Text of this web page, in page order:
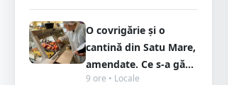
O covrigărie și o
cantină din Satu Mare,
amendate. Ce s-a gă...
9 ore • Locale